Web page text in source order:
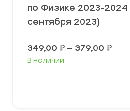
по Физике 2023-2024
сентября 2023)
349,00 ₽ – 379,00 ₽
В наличии